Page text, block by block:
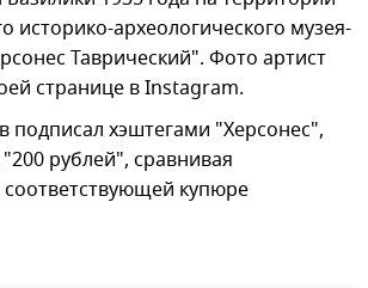
историко-археологического музея-
Таврический". Фото артист
странице в Instagram.
подписал хэштегами "Херсонес",
рублей", сравнивая
купюре